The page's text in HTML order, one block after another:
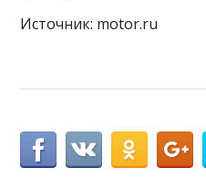
Источник: motor.ru